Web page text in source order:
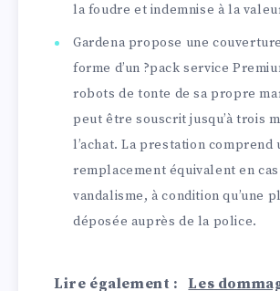
la foudre et indemnise à la
Gardena propose une
forme d’un ?pack service
robots de tonte de sa propre
peut être souscrit jusqu’à trois
l’achat. La prestation comprend
remplacement équivalent en
vandalisme, à condition qu’une
déposée auprès de la police.
Lire également :
Les